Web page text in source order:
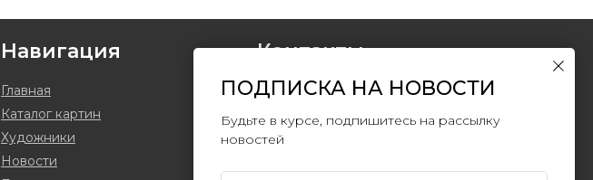
Навигация Контакты
+7 (903) 511-09-
37
Telegram
info@artromus.com
Главная
Каталог картин
Художники
Новости
ПОДПИСКА НА НОВОСТИ
Будьте в курсе, подпишитесь на рассылку
новостей